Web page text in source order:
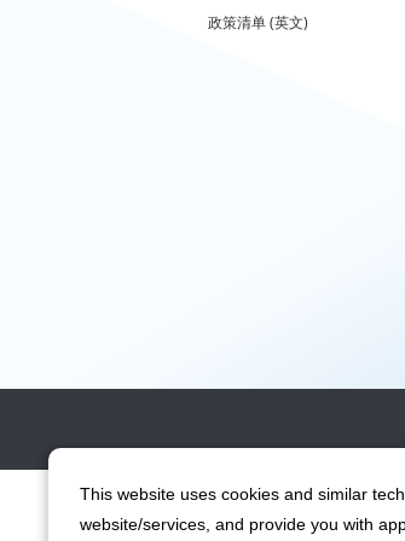
政策清单 (英文)
This website uses cookies and similar
website/services, and provide you with